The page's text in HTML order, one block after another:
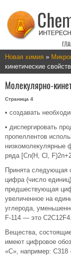
Новая химия »
кинетические
Молекулярно-
Страница 4
• создавать
• диспергировать
пропеллентов
низкомолекулярные
ряда [Cn(H, Cl,
Принята следующая
цифра (число
предшествующая
увеличенное на
углерода,
F-114 — это C2C12F4.
Вещества,
имеют цифровое
«С», например: С318